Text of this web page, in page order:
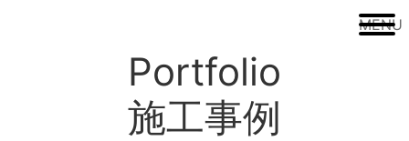
MENU
Portfolio
施工事例